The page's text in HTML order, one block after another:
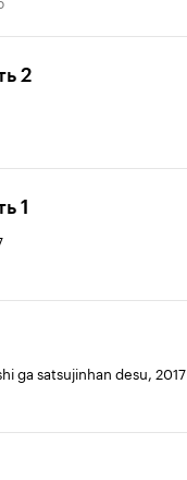
2
1
ga satsujinhan desu, 2017